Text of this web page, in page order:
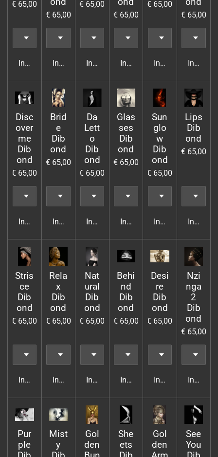
€ 65,00
In winkelwagen
€ 65,00
In winkelwagen
€ 65,00
In winkelwagen
€ 65,00
In winkelwagen
€ 65,00
In winkelwagen
€ 65,00
In
Disc
over
me
Dib
ond
€ 65,00
In winkelwagen
Brid
e
Dib
ond
€ 65,00
In winkelwagen
Da
Lett
o
Dib
ond
€ 65,00
In winkelwagen
Glas
ses
Dib
ond
€ 65,00
In winkelwagen
Sun
glo
w
Dib
ond
€ 65,00
In winkelwagen
Lips
Dib
ond
€ 65,00
In
Stris
ce
Dib
ond
€ 65,00
In winkelwagen
Rela
x
Dib
ond
€ 65,00
In winkelwagen
Nat
ural
Dib
ond
€ 65,00
In winkelwagen
Behi
nd
Dib
ond
€ 65,00
In winkelwagen
Desi
re
Dib
ond
€ 65,00
In winkelwagen
Nzi
nga
2
Dib
ond
€ 65,00
In
Pur
ple
Mist
y
Gol
den
She
ets
Gol
den
See
You